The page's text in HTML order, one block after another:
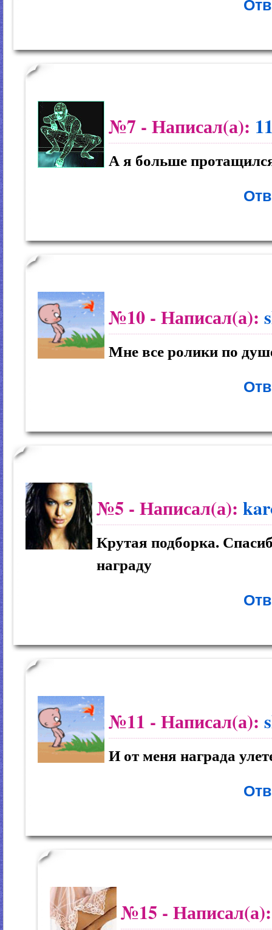
№7 - Написал(а):
А я больше
№10 - Написал(а):
Мне все ролики по
№5 - Написал(а):
Крутая подборка.
награду
№11 - Написал(а):
И от меня награда
№15 -